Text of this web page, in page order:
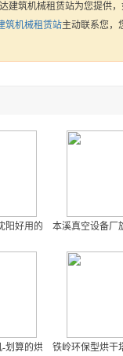
建筑机械租赁站为您提供
筑机械租赁站主动联系您，
喷涂设备出售
阳好用的真空设备批售
本溪真空设备厂
划算的烘干塔开原宏兴机械
铁岭环保型烘干